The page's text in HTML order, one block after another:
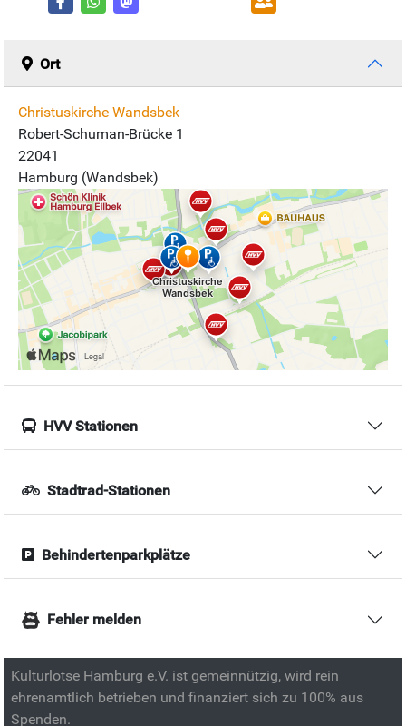
Ort
Christuskirche Wandsbek
Robert-Schuman-Brücke 1
22041
Hamburg (Wandsbek)
HVV Stationen
Stadtrad-Stationen
Behindertenparkplätze
Fehler melden
Kulturlotse Hamburg e.V. ist gemeinnützig, wird rein
ehrenamtlich betrieben und finanziert sich zu 100% aus
Spenden.